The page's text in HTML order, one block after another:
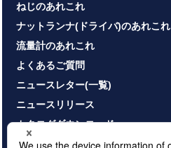
ねじのあれこれ
ナットランナ(ドライバ)のあれこれ
流量計のあれこれ
よくあるご質問
ニュースレター(一覧)
ニュースリリース
カタログダウンロード
お問い合わせ